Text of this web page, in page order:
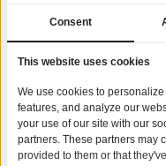
Levertijd graveren:
graveren, houdt u dan
werkdagen.
Op zoek naar een
uw dierbare te
prachtige collectie
begrijpen de waarde van
u unieke producten van
Consent
This website uses cookies
We use cookies to
features, and analyze our
your use of our site with our
partners. These partners may
provided to them or that